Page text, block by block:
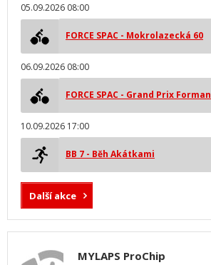
05.09.2026 08:00
FORCE SPAC - Mokrolazecká 60
06.09.2026 08:00
FORCE SPAC - Grand Prix Forman
10.09.2026 17:00
BB 7 - Běh Akátkami
Další akce
MYLAPS ProChip